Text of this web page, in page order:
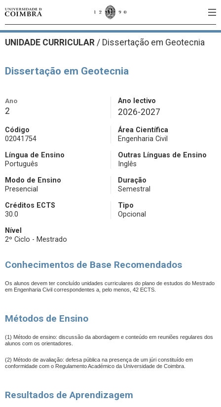
UNIDADE CURRICULAR / Dissertação em Geotecnia
Dissertação em Geotecnia
Ano
2
Ano lectivo
2026-2027
Código
02041754
Área Científica
Engenharia Civil
Língua de Ensino
Português
Outras Línguas de Ensino
Inglês
Modo de Ensino
Presencial
Duração
Semestral
Créditos ECTS
30.0
Tipo
Opcional
Nível
2º Ciclo - Mestrado
Conhecimentos de Base Recomendados
Os alunos devem ter concluído unidades curriculares do plano de estudos do Mestrado
em Engenharia Civil correspondentes a, pelo menos, 42 ECTS.
Métodos de Ensino
(1) Método de ensino: discussão da abordagem e conteúdo em reuniões regulares dos
alunos com os orientadores.
(2) Método de avaliação: defesa pública na presença de um júri constituído em
conformidade com o Regulamento Académico da Universidade de Coimbra.
Resultados de Aprendizagem